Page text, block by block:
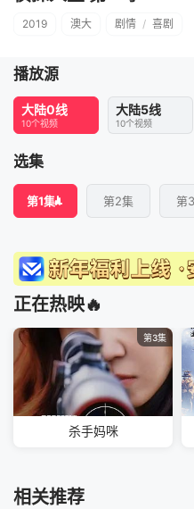
2019 澳大 剧情 / 喜剧
播放源
大陆0线
10个视频
大陆5线
10个视频
选集
第1集 第2集 第
正在热映🔥
第3集
杀手妈咪
相关推荐